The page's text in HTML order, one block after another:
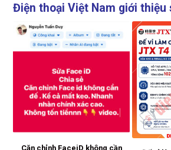
Điện thoại Việt Nam giới thiệu
Căn chỉnh FaceiD không cần